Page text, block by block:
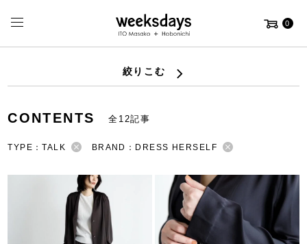
0
絞りこむ
CONTENTS 全12記事
TYPE：TALK BRAND：DRESS HERSELF